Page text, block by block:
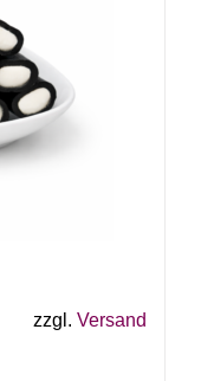
zzgl. Versand